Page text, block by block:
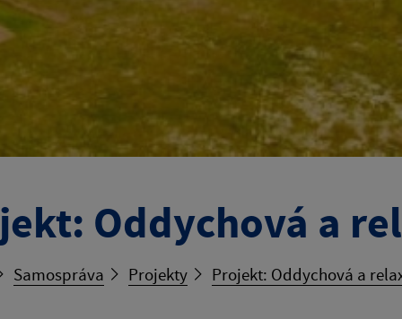
Oddychová a
Samospráva Projekty Projekt: Oddychová a